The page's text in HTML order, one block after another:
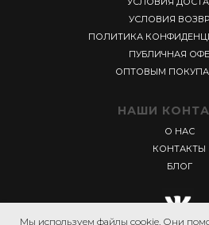
Мы используем файлы cookie. Они
УСЛОВИЯ
ПОЛИТИКА
ПУБЛИЧНАЯ
ОПТОВЫМ
НАШИ
О НАС
КОНТАКТЫ
БЛОГ